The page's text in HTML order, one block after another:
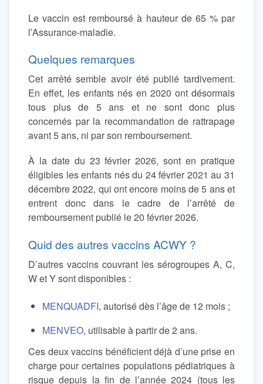
Le vaccin est remboursé à hauteur de 65 % par
l’Assurance-maladie.
Quelques remarques
Cet arrêté semble avoir été publié tardivement.
En effet, les enfants nés en 2020 ont désormais
tous plus de 5 ans et ne sont donc plus
concernés par la recommandation de rattrapage
avant 5 ans, ni par son remboursement.
À la date du 23 février 2026, sont en pratique
éligibles les enfants nés du 24 février 2021 au 31
décembre 2022, qui ont encore moins de 5 ans et
entrent donc dans le cadre de l’arrêté de
remboursement publié le 20 février 2026.
Quid des autres vaccins ACWY ?
D’autres vaccins couvrant les sérogroupes A, C,
W et Y sont disponibles :
MENQUADFI, autorisé dès l’âge de 12 mois ;
MENVEO, utilisable à partir de 2 ans.
Ces deux vaccins bénéficient déjà d’une prise en
charge pour certaines populations pédiatriques à
risque depuis la fin de l’année 2024 (tous les